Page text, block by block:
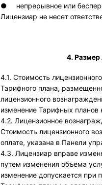
●
непрерывное или
Лицензиар не несет
4. Размер
4.1. Стоимость
Тарифного плана,
лицензионного
изменение Тарифных планов
4.2. Лицензионное
Стоимость лицензионного
оплате, указана в Панели
4.3. Лицензиар вправе
путем изменения объема
изменение допускается при